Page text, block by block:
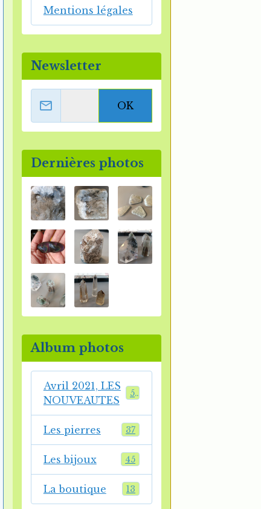
Mentions légales
Newsletter
OK
Dernières photos
Album photos
Avril 2021, LES
NOUVEAUTES
54
Les pierres 37
Les bijoux 45
La boutique 13